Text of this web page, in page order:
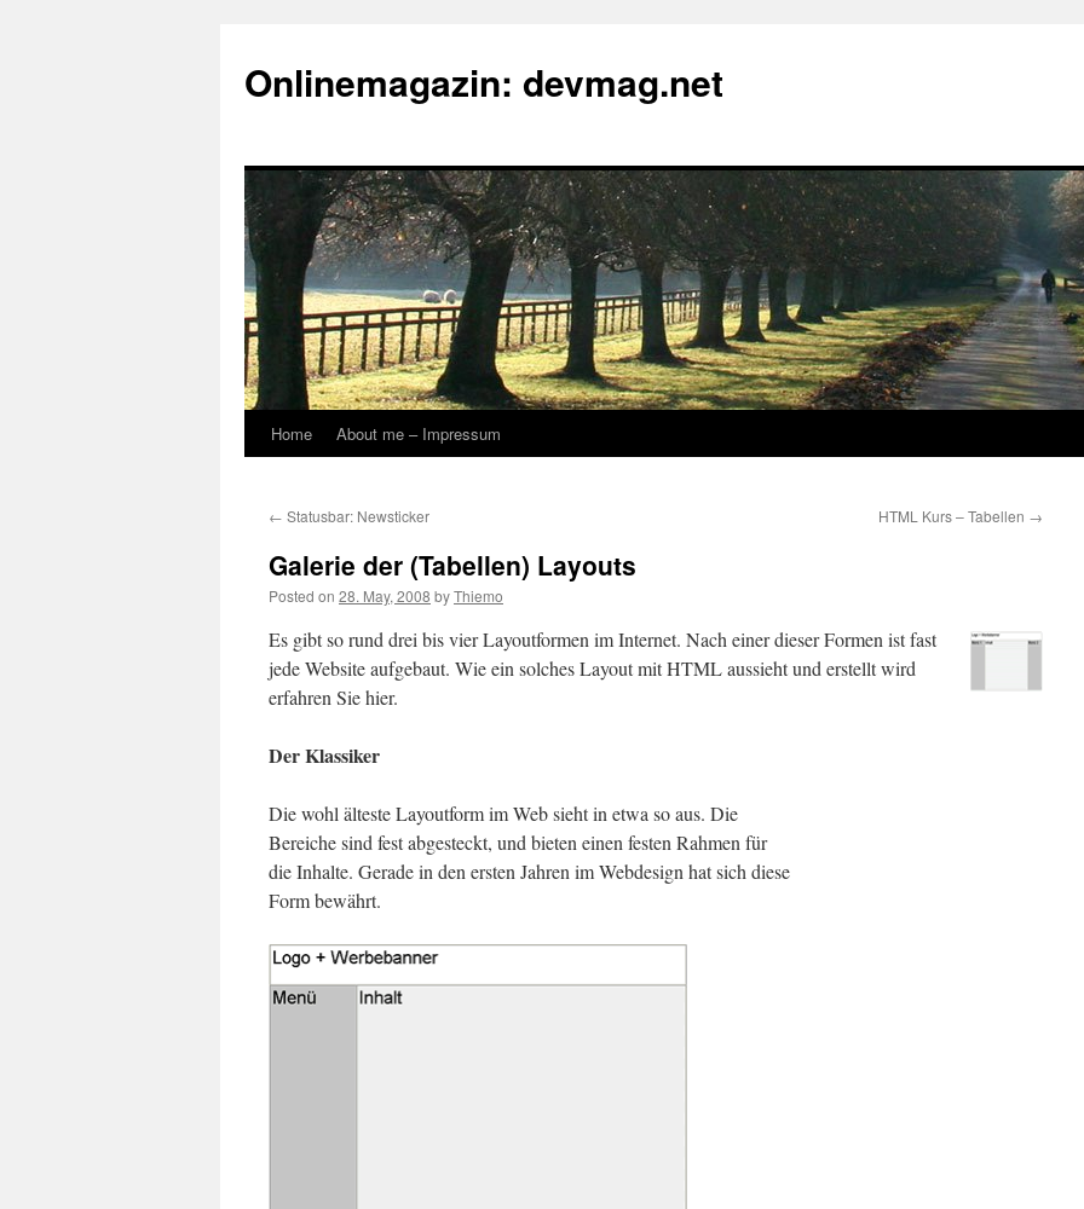
Onlinemagazin: devmag.net
Skip
content
Home About me – Impressum
← Statusbar: Newsticker HTML Kurs – Tabellen →
Galerie der (Tabellen) Layouts
Posted on 28. May, 2008 byThiemo
Es gibt so rund drei bis vier Layoutformen im Internet. Nach einer dieser Formen ist fast
jede Website aufgebaut. Wie ein solches Layout mit HTML aussieht und erstellt wird
erfahren Sie hier.
Der Klassiker
Die wohl älteste Layoutform im Web sieht in etwa so aus. Die
Bereiche sind fest abgesteckt, und bieten einen festen Rahmen für
die Inhalte. Gerade in den ersten Jahren im Webdesign hat sich diese
Form bewährt.